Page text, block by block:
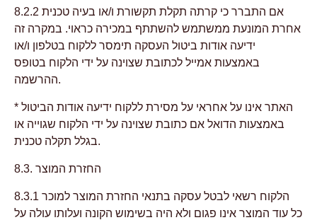
8.2.2 אם התברר כי קרתה תקלת תקשורת ו/או בעיה טכנית
אחרת המונעת ממשתמש להשתתף במכירה כראוי. במקרה זה
ידיעה אודות ביטול העסקה תימסר ללקוח בטלפון ו/או
באמצעות אמייל לכתובת שצוינה על ידי הלקוח בטופס
ההרשמה.
* האתר אינו על אחראי על מסירת ללקוח ידיעה אודות הביטול
באמצעות הדואל אם כתובת שצוינה על ידי הלקוח שגוייה או
בגלל תקלה טכנית.
8.3. החזרת המוצר
8.3.1 הלקוח רשאי לבטל עסקה בתנאי החזרת המוצר למוכר
כל עוד המוצר אינו פגום ולא היה בשימוש הקונה ועלותו עולה על